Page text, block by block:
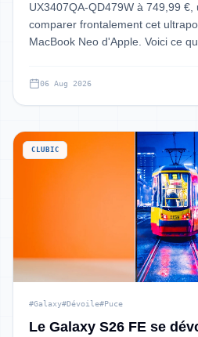
UX3407QA-QD479W à 749,99 €,
comparer frontalement cet
MacBook Neo d'Apple. Voici ce
06 Aug 2026
CLUBIC
#Galaxy#Dévoile#Puce
Le Galaxy S26 FE se